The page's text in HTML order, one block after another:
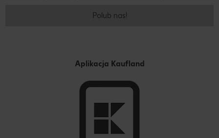
Polub nas!
Aplikacja Kaufland